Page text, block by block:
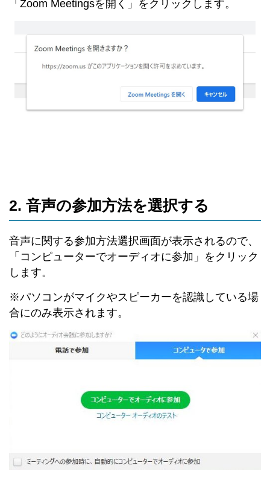
「Zoom Meetingsを開く」をクリックします。
2. 音声の参加方法を選択する
音声に関する参加方法選択画面が表示されるので、
「コンピューターでオーディオに参加」をクリック
します。
※パソコンがマイクやスピーカーを認識している場
合にのみ表示されます。